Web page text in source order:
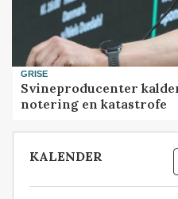
GRISE
Svineproducenter
notering en katastrofe
KALENDER